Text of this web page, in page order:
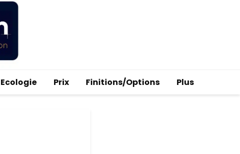
Ecologie Prix Finitions/Options Plus